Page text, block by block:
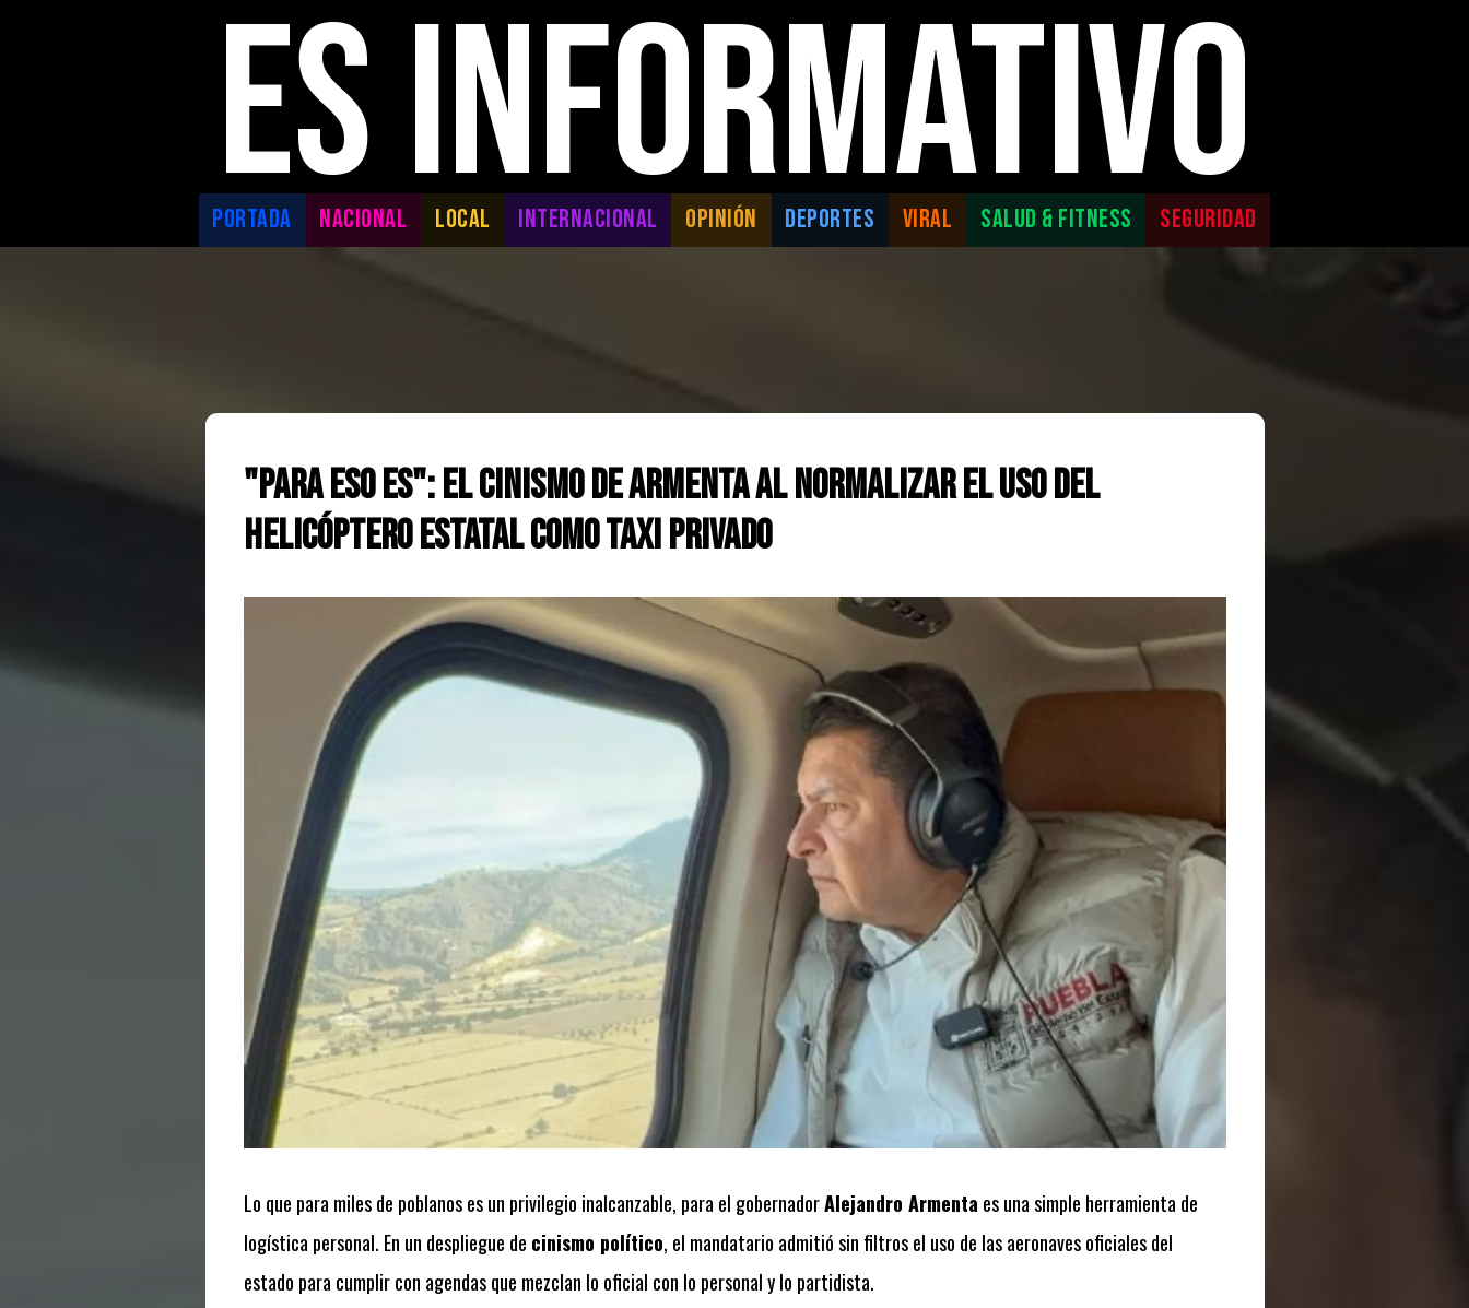
ES INFORMATIVO
PORTADA NACIONAL LOCAL INTERNACIONAL OPINIÓN DEPORTES VIRAL SALUD & FITNESS SEGURIDAD
"Para eso es": El cinismo de Armenta al normalizar el uso del
helicóptero estatal como taxi privado
Lo que para miles de poblanos es un privilegio inalcanzable, para el gobernadorAlejandro Armenta es una simple herramienta de
logística personal. En un despliegue de cinismo político, el mandatario admitió sin filtros el uso de las aeronaves oficiales del
estado para cumplir con agendas que mezclan lo oficial con lo personal y lo partidista.